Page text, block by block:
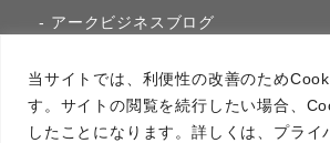
当サイトでは、利便性の改善のため
す。サイトの閲覧を続行したい場合、
したことになります。詳しくは、プライ
アークビジネスブログ
アーク・コミュニケーショ